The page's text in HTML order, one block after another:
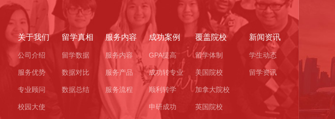
关于我们
公司介绍
服务优势
专业顾问
校园大使
留学真相
留学数据
数据对比
数据总结
服务内容
服务内容
服务产品
服务流程
成功案例
GPA提高
成功转专业
顺利转学
申研成功
覆盖院校
留学体制
美国院校
加拿大院校
英国院校
新闻资讯
学生动态
留学资讯